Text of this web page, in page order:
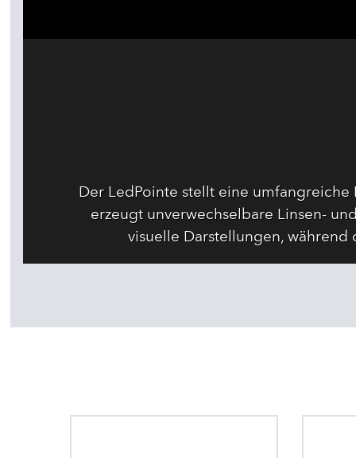
Der LedPointe stellt eine
erzeugt unverwechselbare Linsen-
visuelle Darstellungen,